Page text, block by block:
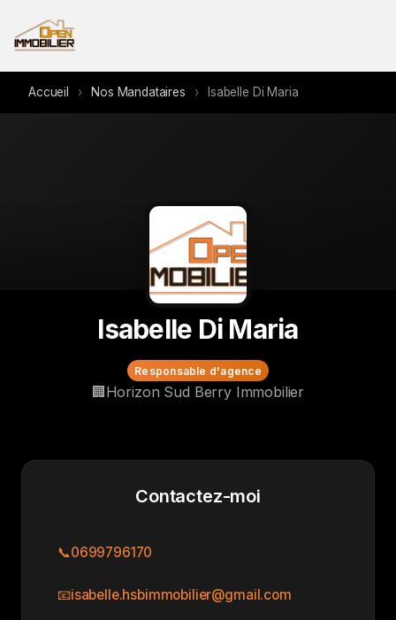
Accueil › Nos Mandataires › Isabelle Di Maria
Isabelle Di Maria
Responsable d'agence
🏢Horizon Sud Berry Immobilier
Contactez-moi
📞0699796170
📧isabelle.hsbimmobilier@gmail.com